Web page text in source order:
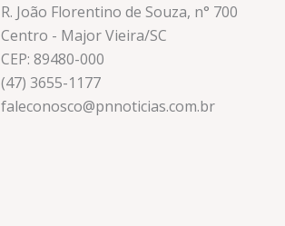
R. João Florentino de Souza, n° 700
Centro - Major Vieira/SC
CEP: 89480-000
(47) 3655-1177
faleconosco@pnnoticias.com.br